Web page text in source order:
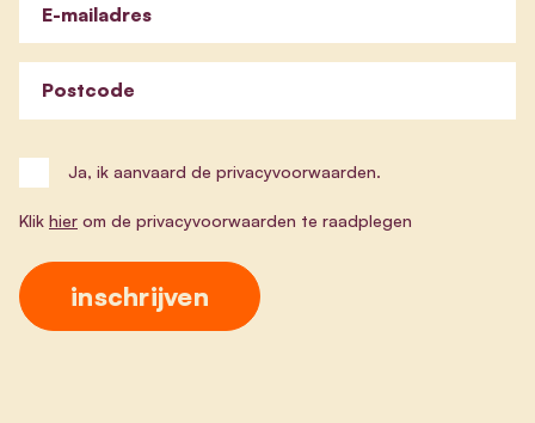
E-mailadres
Postcode
Ja, ik aanvaard de privacyvoorwaarden.
Klik hier om de privacyvoorwaarden te raadplegen